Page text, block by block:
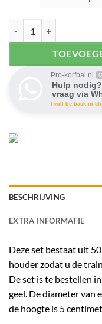
Pro-korfbal.nl
Hulp
vraag via
I will be back in
BESCHRIJVING
EXTRA INFORMATIE
Deze set bestaat uit
houder zodat u de
De set is te bestellen
geel. De diameter van
de hoogte is 5